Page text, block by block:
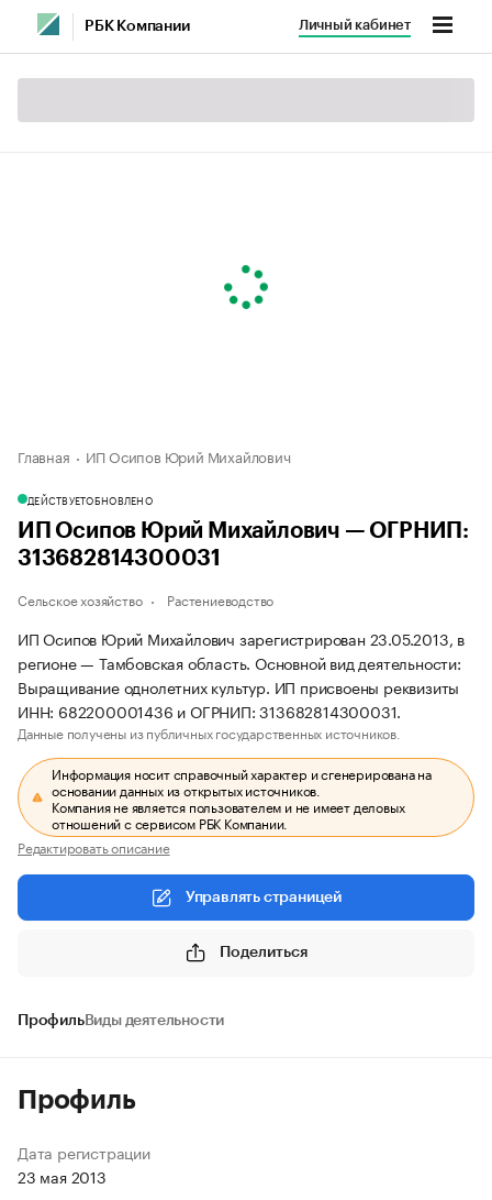
РБК Компании Личный кабинет
Главная ИП Осипов Юрий Михайлович
ДЕЙСТВУЕТОБНОВЛЕНО
ИП Осипов Юрий Михайлович — ОГРНИП:
313682814300031
Сельское хозяйство Растениеводство
ИП Осипов Юрий Михайлович зарегистрирован 23.05.2013, в
регионе — Тамбовская область. Основной вид деятельности:
Выращивание однолетних культур. ИП присвоены реквизиты
ИНН: 682200001436 и ОГРНИП: 313682814300031.
Данные получены из публичных государственных источников.
Информация носит справочный характер и сгенерирована на
основании данных из открытых источников.
Компания не является пользователем и не имеет деловых
отношений с сервисом РБК Компании.
Редактировать описание
Управлять страницей
Поделиться
ПрофильВиды деятельности
Профиль
Дата регистрации
23 мая 2013